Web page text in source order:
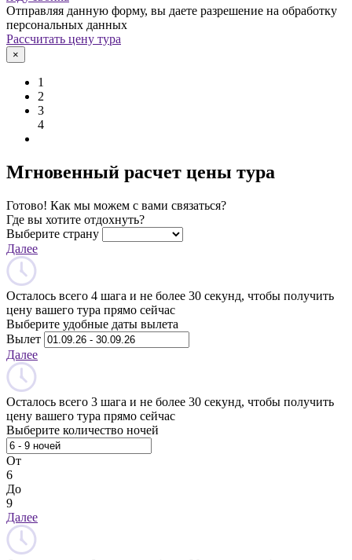
Отправляя данную форму, вы даете разрешение на обработку
персональных данных
Рассчитать цену тура
×
1
2
3
4
Мгновенный расчет цены тура
Готово! Как мы можем с вами связаться?
Где вы хотите отдохнуть?
Выберите страну
Далее
Осталось всего 4 шага и не более 30 секунд, чтобы получить
цену вашего тура прямо сейчас
Выберите удобные даты вылета
Вылет
Далее
Осталось всего 3 шага и не более 30 секунд, чтобы получить
цену вашего тура прямо сейчас
Выберите количество ночей
От
6
До
9
Далее